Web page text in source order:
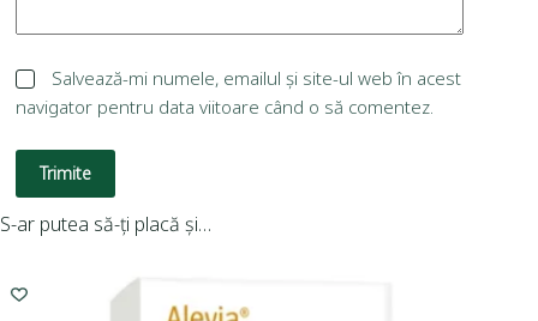
Salvează-mi numele, emailul și site-ul web în acest
navigator pentru data viitoare când o să comentez.
Trimite
S-ar putea să-ți placă și…